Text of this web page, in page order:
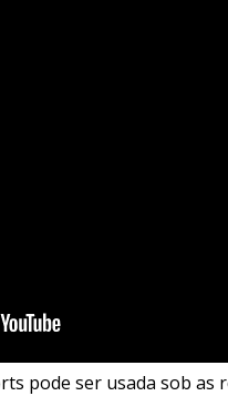
pode ser usada sob as